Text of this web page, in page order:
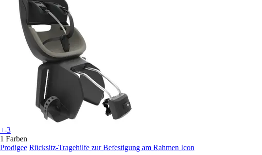
+-3
1 Farben
Prodigee Rücksitz-Tragehilfe zur Befestigung am Rahmen Icon